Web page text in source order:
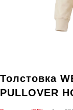
Толстовка
PULLOVER